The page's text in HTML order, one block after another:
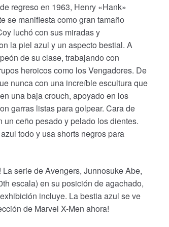
regreso en 1963, Henry «Hank»
se manifiesta como gran tamaño
luchó con sus miradas y
la piel azul y un aspecto bestial. A
de su clase, trabajando con
heroicos como los Vengadores. De
nunca con una increíble escultura que
una baja crouch, apoyado en los
garras listas para golpear. Cara de
ceño pesado y pelado los dientes.
todo y usa shorts negros para
serie de Avengers, Junnosuke Abe,
escala) en su posición de agachado,
incluye. La bestia azul se ve
de Marvel X-Men ahora!